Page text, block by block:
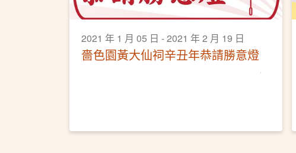
2021 年 1 月 05 日 - 2021 年 2 月 19 日
嗇色園黃大仙祠辛丑年恭請勝意燈